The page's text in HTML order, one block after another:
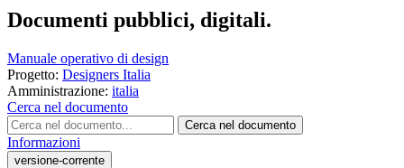
Documenti pubblici, digitali.
Manuale operativo di design
Progetto: Designers Italia
Amministrazione: italia
Cerca nel documento
Cerca nel documento
Informazioni
versione-corrente